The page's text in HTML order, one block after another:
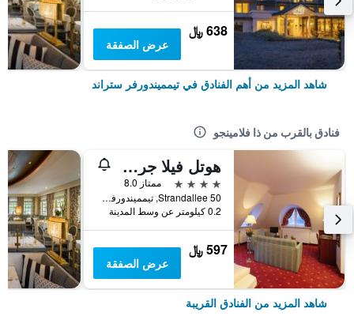
638 ﷼
عرض الصفقة
شاهد المزيد من أهم الفنادق في تيمميندورفر ستراند
فنادق بالقرب من ذا فلامينجو
هوتل فيلا جروبيوس
4 نجوم
ممتاز 8.0
Strandallee 50, تيمميندورفر ستراند, شليسفيغ-هولشتاين, ألمانيا
0.2 كيلومتر عن وسط المدينة
597 ﷼
عرض الصفقة
شاهد المزيد من الفنادق القريبة